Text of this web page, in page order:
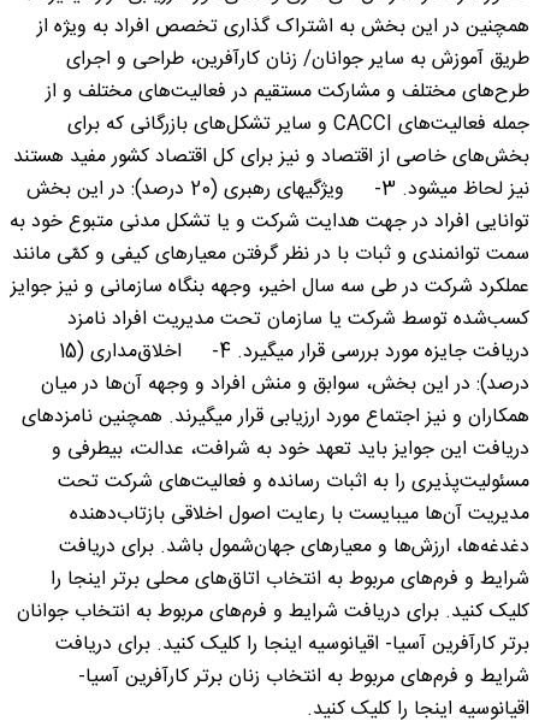
همچنین در این بخش به اشتراک گذاری تخصص افراد به ویژه از
طریق آموزش به سایر جوانان/ زنان کارآفرین، طراحی و اجرای
طرح‌های مختلف و مشارکت مستقیم در فعالیت‌های مختلف و از
جمله فعالیت‌های CACCI و سایر تشکل‌های بازرگانی که برای
بخش‌های خاصی از اقتصاد و نیز برای کل اقتصاد کشور مفید هستند
نیز لحاظ میشود. 3- ویژگیهای رهبری (20 درصد): در این بخش
توانایی افراد در جهت هدایت شرکت و یا تشکل مدنی متبوع خود به
سمت توانمندی و ثبات با در نظر گرفتن معیارهای کیفی و کمّی مانند
عملکرد شرکت در طی سه سال اخیر، وجهه بنگاه سازمانی و نیز جوایز
کسب‌شده توسط شرکت یا سازمان تحت مدیریت افراد نامزد
دریافت جایزه مورد بررسی قرار میگیرد. 4- اخلاق‌مداری (15
درصد): در این بخش، سوابق و منش افراد و وجهه آن‌ها در میان
همکاران و نیز اجتماع مورد ارزیابی قرار میگیرند. همچنین نامزدهای
دریافت این جوایز باید تعهد خود به شرافت، عدالت، بیطرفی و
مسئولیت‌پذیری را به اثبات رسانده و فعالیت‌های شرکت تحت
مدیریت آن‌ها میبایست با رعایت اصول اخلاقی بازتاب‌دهنده
دغدغه‌ها، ارزش‌ها و معیارهای جهان‌شمول باشد. برای دریافت
شرایط و فرم‌های مربوط به انتخاب اتاق‌های محلی برتر اینجا را
کلیک کنید. برای دریافت شرایط و فرم‌های مربوط به انتخاب جوانان
برتر کارآفرین آسیا- اقیانوسیه اینجا را کلیک کنید. برای دریافت
شرایط و فرم‌های مربوط به انتخاب زنان برتر کارآفرین آسیا-
اقیانوسیه اینجا را کلیک کنید.